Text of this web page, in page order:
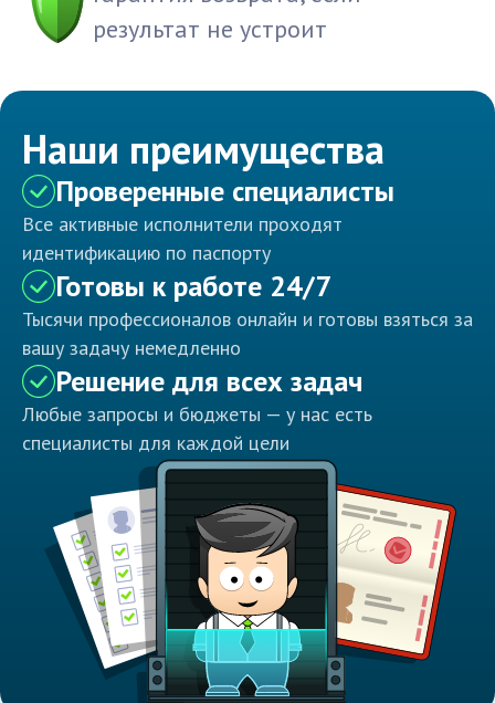
результат не устроит
Наши преимущества
Проверенные специалисты
Все активные исполнители проходят
идентификацию по паспорту
Готовы к работе 24/7
Тысячи профессионалов онлайн и готовы взяться за
вашу задачу немедленно
Решение для всех задач
Любые запросы и бюджеты — у нас есть
специалисты для каждой цели